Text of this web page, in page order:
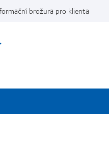
brožura pro klienta